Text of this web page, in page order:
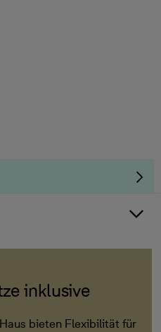
inklusive
bieten Flexibilität für